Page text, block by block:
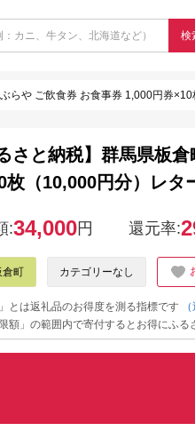
検
らや ご飲食券 お食事券 1,000円券
さと納税】群馬県板
枚（10,000円分）レタ
:34,000円 還元率:
倉町 カテゴリーなし
とは返礼品のお得度を測る指標です
額」の範囲内で寄付するとお得にふる